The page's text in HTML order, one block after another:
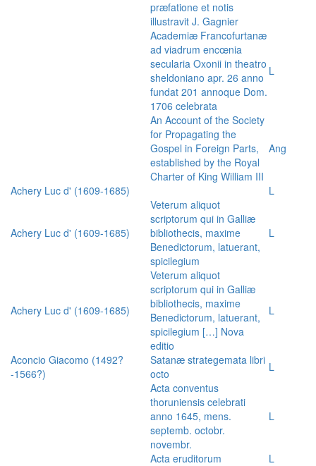
præfatione et notis
illustravit J. Gagnier
Academiæ Francofurtanæ
ad viadrum encœnia
secularia Oxonii in theatro
sheldoniano apr. 26 anno
fundat 201 annoque Dom.
1706 celebrata
L
An Account of the Society
for Propagating the
Gospel in Foreign Parts,
established by the Royal
Charter of King William III
Ang
Achery Luc d' (1609-1685) L
Achery Luc d' (1609-1685)
Veterum aliquot
scriptorum qui in Galliæ
bibliothecis, maxime
Benedictorum, latuerant,
spicilegium
L
Achery Luc d' (1609-1685)
Veterum aliquot
scriptorum qui in Galliæ
bibliothecis, maxime
Benedictorum, latuerant,
spicilegium […] Nova
editio
L
Aconcio Giacomo (1492?
-1566?)
Satanæ strategemata libri
octo
L
Acta conventus
thoruniensis celebrati
anno 1645, mens.
septemb. octobr.
novembr.
L
Acta eruditorum
L